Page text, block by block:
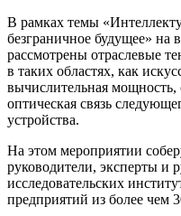
В рамках темы
безграничное будущее» на
рассмотрены отраслевые
в таких областях, как
вычислительная мощность,
оптическая связь
устройства.
На этом мероприятии
руководители, эксперты и
исследовательских
предприятий из более чем